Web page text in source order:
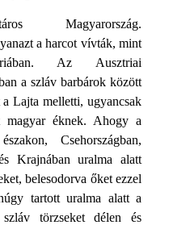
Magyarország.
a harcot vívták, mint
Az Ausztriai
a szláv barbárok között
Lajta melletti, ugyancsak
magyar éknek. Ahogy a
Csehországban,
Krajnában uralma alatt
belesodorva őket ezzel
tartott uralma alatt a
szláv törzseket délen és